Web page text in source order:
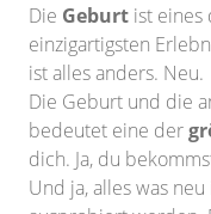
Die Geburt ist eines
einzigartigsten
ist alles anders. Neu.
Die Geburt und die
bedeutet eine der
dich. Ja, du
Und ja, alles was